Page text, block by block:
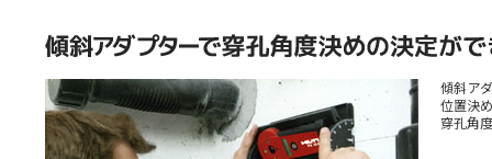
傾斜ア
位置決
穿孔角